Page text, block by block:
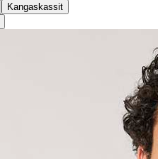
Kangaskassit